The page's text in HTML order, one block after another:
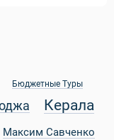
Бюджетные Туры
Керала
Максим Савченко